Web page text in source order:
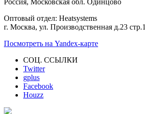
Оптовый отдел: Heatsystems
г. Москва, ул. Производственная д.23 стр.1
Посмотреть на Yandex-карте
СОЦ. ССЫЛКИ
Twitter
gplus
Facebook
Houzz